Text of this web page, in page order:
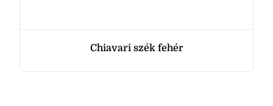
Chiavari szék fehér